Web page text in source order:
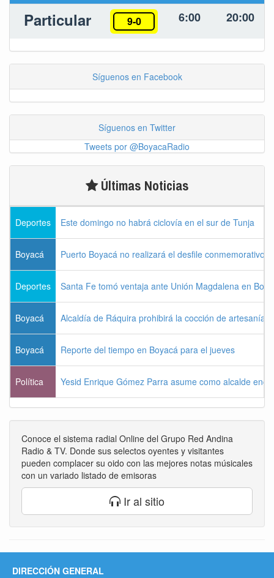
Particular 9-0 6:00 20:00
Síguenos en Facebook
Síguenos en Twitter
Tweets por @BoyacaRadio
Últimas Noticias
Deportes Este domingo no habrá ciclovía en el sur de Tunja
Boyacá Puerto Boyacá no realizará el desfile conmemorativo
Deportes Santa Fe tomó ventaja ante Unión Magdalena en
Boyacá Alcaldía de Ráquira prohibirá la cocción de
Boyacá Reporte del tiempo en Boyacá para el jueves
Política Yesid Enrique Gómez Parra asume como alcalde
Conoce el sistema radial Online del Grupo Red Andina
Radio & TV. Donde sus selectos oyentes y visitantes
pueden complacer su oido con las mejores notas músicales
con un variado listado de emisoras
Ir al sitio
DIRECCIÓN GENERAL